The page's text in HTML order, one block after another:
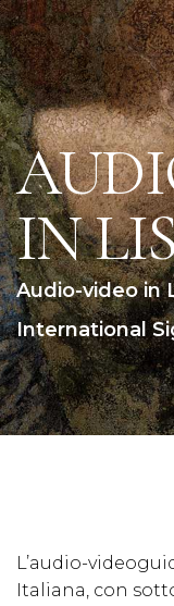
IN
Audio-video in
International
L’audio-
Italiana, con